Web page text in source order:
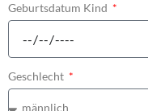
Geburtsdatum Kind
Geschlecht